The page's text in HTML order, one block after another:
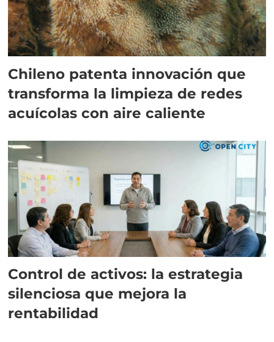
Chileno patenta innovación que
transforma la limpieza de redes
acuícolas con aire caliente
Control de activos: la estrategia
silenciosa que mejora la
rentabilidad